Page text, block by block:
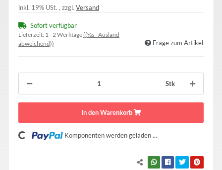
inkl. 19% USt. , zzgl. Versand
Sofort verfügbar
Lieferzeit: 1 - 2 Werktage((%s - Ausland
abweichend))
Frage zum Artikel
Stk
In den Warenkorb
Loading... Komponenten werden geladen ...